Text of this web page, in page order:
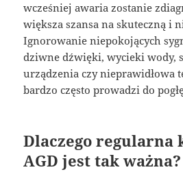
wcześniej awaria zostanie
większa szansa na skuteczną i
Ignorowanie niepokojących
dziwne dźwięki, wycieki wody,
urządzenia czy nieprawidłowa
bardzo często prowadzi do
Dlaczego regularna
AGD jest tak ważna?